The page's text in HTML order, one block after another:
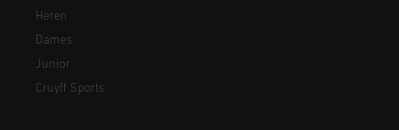
Heren
Dames
Junior
Cruyff Sports